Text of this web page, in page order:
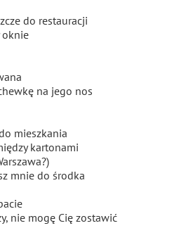
do restauracji
na jego nos
mieszkania
kartonami
mnie do środka
nie mogę Cię zostawić